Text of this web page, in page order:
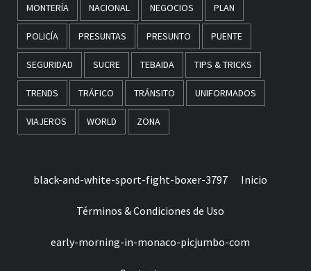
MONTERÍA NACIONAL NEGOCIOS PLAN
POLICÍA PRESUNTAS PRESUNTO PUENTE
SEGURIDAD SUCRE TEBAIDA TIPS & TRICKS
TRENDS TRÁFICO TRÁNSITO UNIFORMADOS
VIAJEROS WORLD ZONA
black-and-white-sport-fight-boxer-3797 Inicio
Términos & Condiciones de Uso
early-morning-in-monaco-picjumbo-com